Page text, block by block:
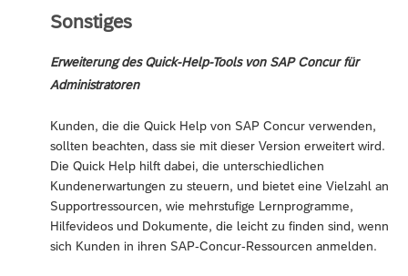
Sonstiges
Erweiterung des Quick-Help-Tools von SAP Concur für
Administratoren
Kunden, die die Quick Help von SAP Concur verwenden,
sollten beachten, dass sie mit dieser Version erweitert wird.
Die Quick Help hilft dabei, die unterschiedlichen
Kundenerwartungen zu steuern, und bietet eine Vielzahl an
Supportressourcen, wie mehrstufige Lernprogramme,
Hilfevideos und Dokumente, die leicht zu finden sind, wenn
sich Kunden in ihren SAP-Concur-Ressourcen anmelden.